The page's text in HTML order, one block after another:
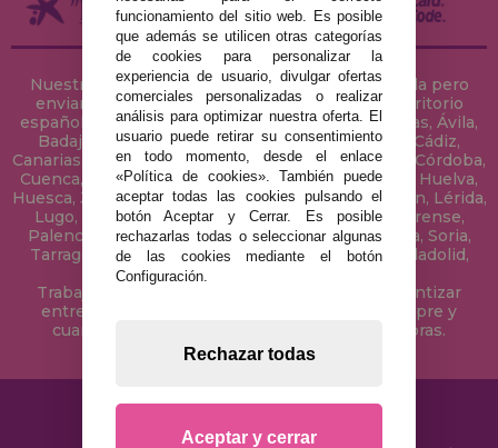
Nuestra tienda de puzzles está ubicada en Sevilla pero
enviamos tus puzzles a cualquier ciudad del territorio
español: Álava, Albacete, Alicante, Almería, Asturias, Ávila,
Badajoz, Baleares, Barcelona, Burgos, Cáceres, Cádiz,
Canarias, Cantabria, Castellón, Ceuta, Ciudad Real, Córdoba,
Cuenca, Gerona, Granada, Guadalajara, Guipúzcoa, Huelva,
Huesca, Jaén, La Coruña, La Rioja, Las Palmas, Leon, Lérida,
Lugo, Madrid, Málaga, Melilla, Murcia, Navarra, Orense,
Palencia, Pontevedra, Salamanca, Segovia, Sevilla, Soria,
Tarragona, Tenerife, Teruel, Toledo, Valencia, Valladolid,
Vizcaya, Zamora y Zaragoza.
Trabajamos con Stocks permanentes para garantizar
entregas rápidas en territorio peninsular, siempre y
cuando el pedido se realice antes de las 18 horas.
funcionamiento del sitio web. Es posible
que además se utilicen otras categorías
de cookies para personalizar la
experiencia de usuario, divulgar ofertas
comerciales personalizadas o realizar
análisis para optimizar nuestra oferta. El
usuario puede retirar su consentimiento
en todo momento, desde el enlace
«Política de cookies». También puede
aceptar todas las cookies pulsando el
botón Aceptar y Cerrar. Es posible
rechazarlas todas o seleccionar algunas
de las cookies mediante el botón
Configuración.
Rechazar todas
Aceptar y cerrar